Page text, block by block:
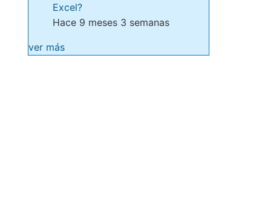
Excel?
Hace 9 meses 3 semanas
ver más